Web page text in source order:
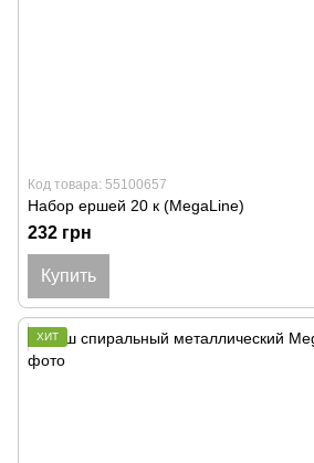
Код товара: 55100657
Набор ершей 20 к (MegaLine)
232 грн
Купить
ХИТ